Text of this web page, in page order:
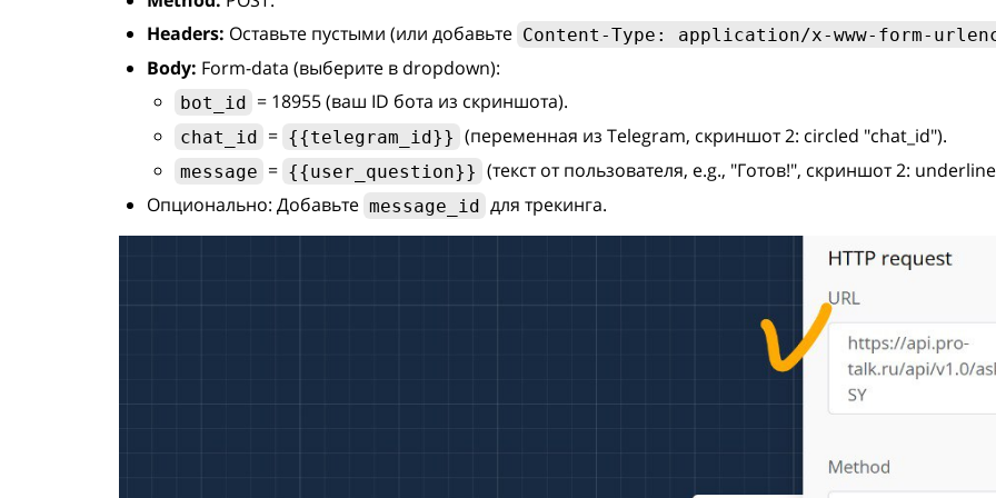
Headers: Оставьте пустыми (или добавьте Content-Type: application/x-www-form-
Body: Form-data (выберите в dropdown):
bot_id = 18955 (ваш ID бота из скриншота).
chat_id = {{telegram_id}} (переменная из Telegram, скриншот 2: circled "chat_id").
message = {{user_question}} (текст от пользователя, e.g., "Готов!", скриншот 2:
Опционально: Добавьте message_id для трекинга.